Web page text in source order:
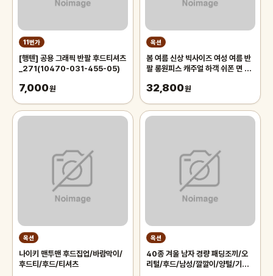
11번가
[행텐] 공용 그래픽 반팔 후드티셔츠
_271(10470-031-455-05)
7,000원
옥션
봄 여름 신상 빅사이즈 여성 여름 반
팔 롱원피스 캐주얼 하객 쉬폰 면 카
32,800원
옥션
나이키 맨투맨 후드집업/바람막이/
후드티/후드/티셔츠
옥션
40종 겨울 남자 경량 패딩조끼/오
리털/후드/남성/깔깔이/양털/기모/